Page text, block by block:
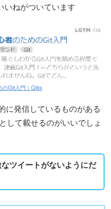
いねがついています
のGit入門｜Qiita
に発信しているものがある
して載せるのがいいでしょ
ツイートがないようにだ